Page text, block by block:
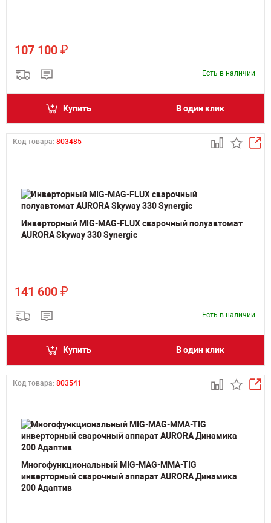
107 100 ₽
Есть в наличии
Купить В один клик
Код товара: 803485
Инверторный MIG-MAG-FLUX сварочный полуавтомат
AURORA Skyway 330 Synergic
141 600 ₽
Есть в наличии
Купить В один клик
Код товара: 803541
Многофункциональный MIG-MAG-MMA-TIG
инверторный сварочный аппарат AURORA Динамика
200 Адаптив